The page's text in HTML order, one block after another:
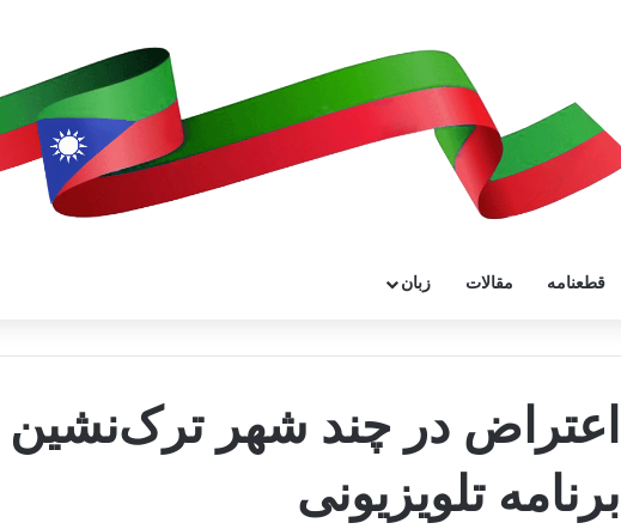
قطعنامه مقالات زبان
اعتراض در چند شهر ترک‌نشین
برنامه تلویزیونی